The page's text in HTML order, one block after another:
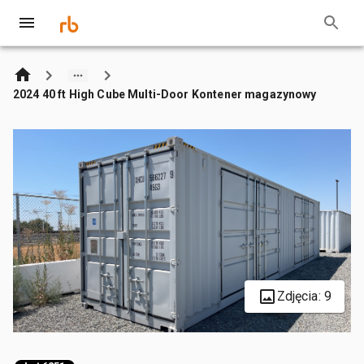
2024 40 ft High Cube Multi-Door Kontener magazynowy
Zdjęcia: 9